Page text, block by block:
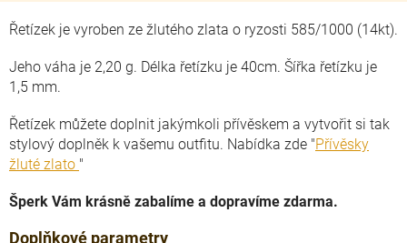
Řetízek je vyroben ze žlutého zlata o ryzosti 585/1000 (14kt).
Jeho váha je 2,20 g. Délka řetízku je 40cm. Šířka řetízku je
1,5 mm.
Řetízek můžete doplnit jakýmkoli přívěskem a vytvořit si tak
stylový doplněk k vašemu outfitu. Nabídka zde "Přívěsky
žluté zlato "
Šperk Vám krásně zabalíme a dopravíme zdarma.
Doplňkové parametry